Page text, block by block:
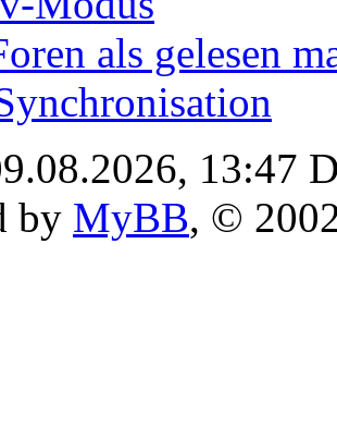
als gelesen
13:47
by MyBB, ©